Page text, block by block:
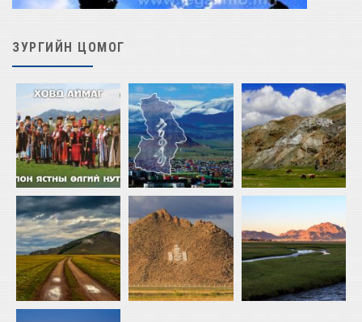
ЗУРГИЙН ЦОМОГ